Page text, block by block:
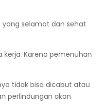
selamat dan sehat
Karena pemenuhan
tidak bisa dicabut atau
perlindungan akan